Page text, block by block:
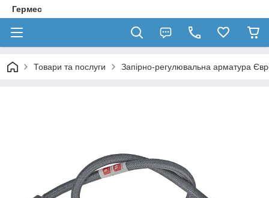
Гермес
Товари та послуги Запірно-регулювальна арматура